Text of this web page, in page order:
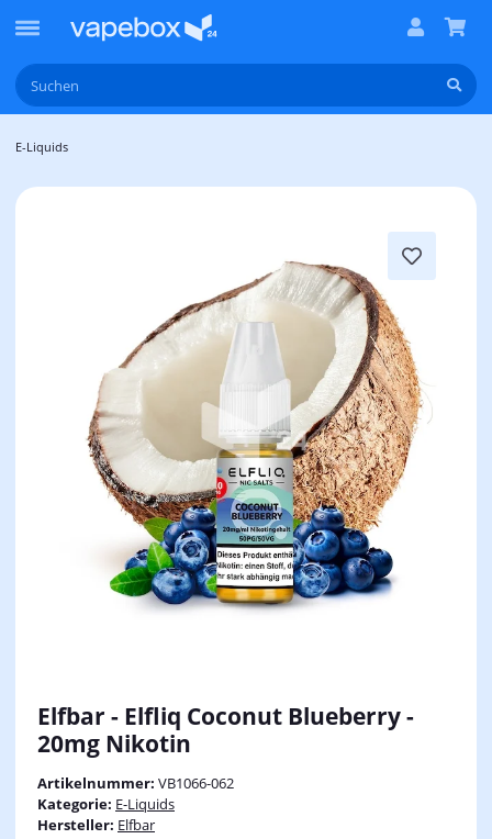
E-Liquids
Elfbar - Elfliq Coconut Blueberry -
20mg Nikotin
Artikelnummer: VB1066-062
Kategorie: E-Liquids
Hersteller: Elfbar